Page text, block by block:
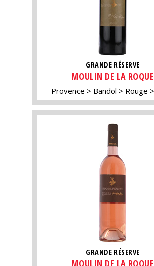
GRANDE RÉSERVE
MOULIN DE LA ROQUE
Provence Bandol Rouge
GRANDE RÉSERVE
MOULIN DE LA ROQUE